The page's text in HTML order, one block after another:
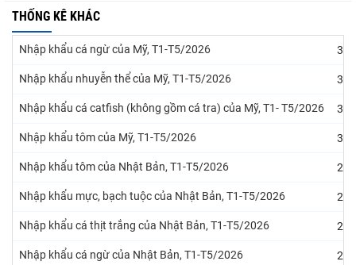
THỐNG KÊ KHÁC
Nhập khẩu cá ngừ của Mỹ, T1-T5/2026 31/
Nhập khẩu nhuyễn thể của Mỹ, T1-T5/2026 31/
Nhập khẩu cá catfish (không gồm cá tra) của Mỹ, T1- T5/2026 31/
Nhập khẩu tôm của Mỹ, T1-T5/2026 31/
Nhập khẩu tôm của Nhật Bản, T1-T5/2026 24/
Nhập khẩu mực, bạch tuộc của Nhật Bản, T1-T5/2026 24/
Nhập khẩu cá thịt trắng của Nhật Bản, T1-T5/2026 24/
Nhập khẩu cá ngừ của Nhật Bản, T1-T5/2026 24/